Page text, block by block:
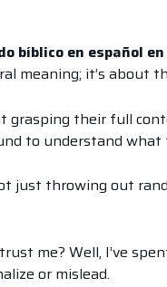
bíblico en español
meaning; it’s about
their full
to understand
just throwing out
me? Well, I’ve
or mislead.